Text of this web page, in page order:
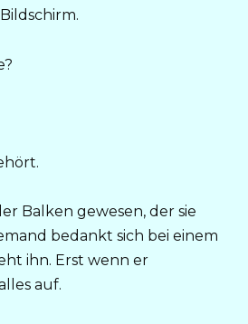
Balken gewesen, der sie
bedankt sich bei einem
ihn. Erst wenn er
auf.